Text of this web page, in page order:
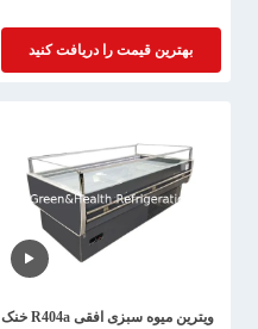
بهترین قیمت را دریافت کنید
ویترین میوه سبزی افقی R404a خنک